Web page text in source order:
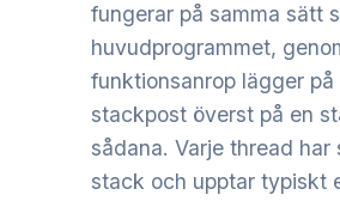
fungerar på samma sätt
huvudprogrammet,
funktionsanrop lägger på
stackpost överst på en
sådana. Varje thread har
stack och upptar typiskt